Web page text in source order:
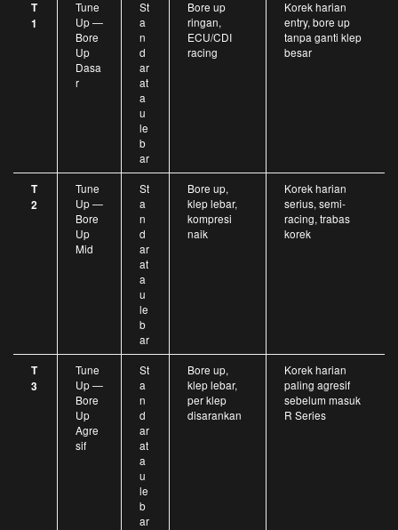
T
1
Tune
Up —
Bore
Up
Dasa
r
St
a
n
d
ar
at
a
u
le
b
ar
Bore up
ringan,
ECU/CDI
racing
Korek harian
entry, bore up
tanpa ganti klep
besar
T
2
Tune
Up —
Bore
Up
Mid
St
a
n
d
ar
at
a
u
le
b
ar
Bore up,
klep lebar,
kompresi
naik
Korek harian
serius, semi-
racing, trabas
korek
T
3
Tune
Up —
Bore
Up
Agre
sif
St
a
n
d
ar
at
a
u
le
b
ar
Bore up,
klep lebar,
per klep
disarankan
Korek harian
paling agresif
sebelum masuk
R Series